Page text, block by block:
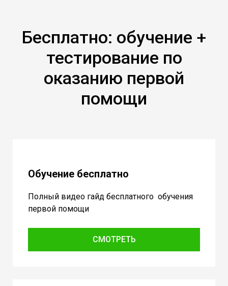
Бесплатно: обучение +
тестирование по
оказанию первой
помощи
Обучение бесплатно
Полный видео гайд бесплатного обучения
первой помощи
СМОТРЕТЬ